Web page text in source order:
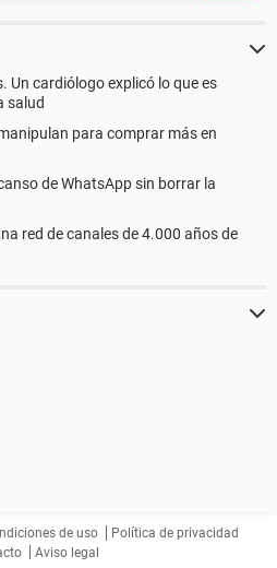
Un cardiólogo explicó lo que es
salud
para comprar más en
de WhatsApp sin borrar la
red de canales de 4.000 años de
de uso
Política de privacidad
Aviso legal